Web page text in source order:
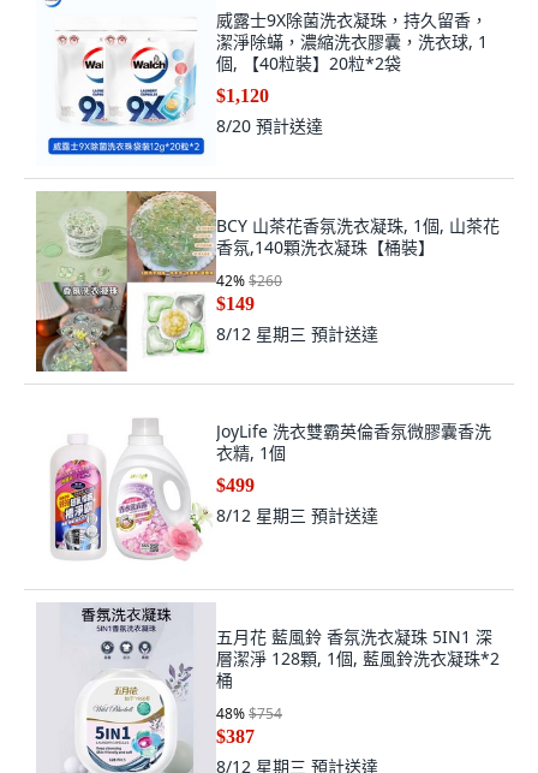
威露士9X除菌洗衣凝珠，持久留香，
潔淨除蟎，濃縮洗衣膠囊，洗衣球, 1
個, 【40粒裝】20粒*2袋
$1,120
8/20 預計送達
BCY 山茶花香氛洗衣凝珠, 1個, 山茶花
香氛,140顆洗衣凝珠【桶裝】
42%$260
$149
8/12 星期三 預計送達
JoyLife 洗衣雙霸英倫香氛微膠囊香洗
衣精, 1個
$499
8/12 星期三 預計送達
五月花 藍風鈴 香氛洗衣凝珠 5IN1 深
層潔淨 128顆, 1個, 藍風鈴洗衣凝珠*2
桶
48%$754
$387
8/12 星期三 預計送達